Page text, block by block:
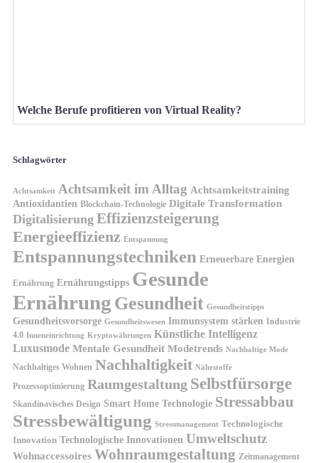
Welche Berufe profitieren von Virtual Reality?
Schlagwörter
Achtsamkeit Achtsamkeit im Alltag Achtsamkeitstraining
Antioxidantien Blockchain-Technologie Digitale Transformation
Digitalisierung Effizienzsteigerung
Energieeffizienz Entspannung
Entspannungstechniken Erneuerbare Energien
Ernährung Ernährungstipps Gesunde
Ernährung Gesundheit Gesundheitstipps
Gesundheitsvorsorge Gesundheitswesen Immunsystem stärken Industrie
4.0 Inneneinrichtung Kryptowährungen Künstliche Intelligenz
Luxusmode Mentale Gesundheit Modetrends Nachhaltige Mode
Nachhaltiges Wohnen Nachhaltigkeit Nährstoffe
Prozessoptimierung Raumgestaltung Selbstfürsorge
Skandinavisches Design Smart Home Technologie Stressabbau
Stressbewältigung Stressmanagement Technologische
Innovation Technologische Innovationen Umweltschutz
Wohnaccessoires Wohnraumgestaltung Zeitmanagement